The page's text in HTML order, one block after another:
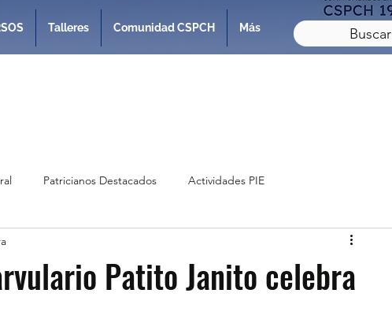
Talleres Comunidad CSPCH Más Buscar
Patricianos Destacados Actividades PIE
Patito Janito celebra